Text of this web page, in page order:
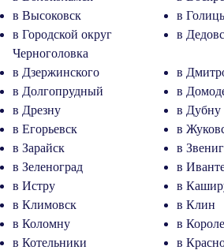
в Высоковск
в
в Городской округ
Черноголовка
в
в Дзержинского
в
в Долгопрудный
в
в Дрезну
в Дубну
в Егорьевск
в
в Зарайск
в
в Зеленоград
в
в Истру
в
в Климовск
в Клин
в Коломну
в
в Котельники
в